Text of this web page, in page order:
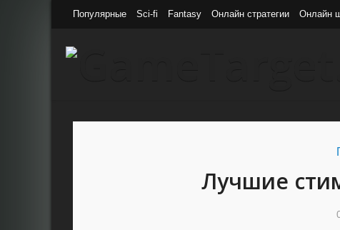
Популярные Sci-fi Fantasy Онлайн стратегии Онлайн
Лучшие